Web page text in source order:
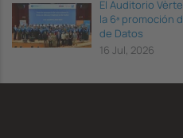
El Auditorio
la 6ª promoción
de Datos
16 Jul, 2026